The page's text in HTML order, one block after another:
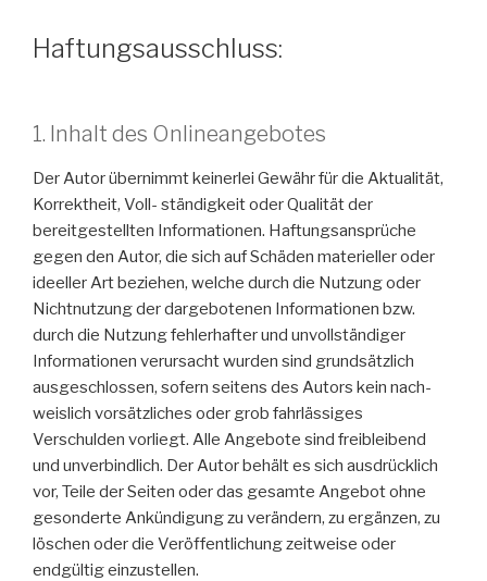
Haftungsausschluss:
1. Inhalt des Onlineangebotes
Der Autor übernimmt keinerlei Gewähr für die Aktualität,
Korrektheit, Voll- ständigkeit oder Qualität der
bereitgestellten Informationen. Haftungsansprüche
gegen den Autor, die sich auf Schäden materieller oder
ideeller Art beziehen, welche durch die Nutzung oder
Nichtnutzung der dargebotenen Informationen bzw.
durch die Nutzung fehlerhafter und unvollständiger
Informationen verursacht wurden sind grundsätzlich
ausgeschlossen, sofern seitens des Autors kein nach-
weislich vorsätzliches oder grob fahrlässiges
Verschulden vorliegt. Alle Angebote sind freibleibend
und unverbindlich. Der Autor behält es sich ausdrücklich
vor, Teile der Seiten oder das gesamte Angebot ohne
gesonderte Ankündigung zu verändern, zu ergänzen, zu
löschen oder die Veröffentlichung zeitweise oder
endgültig einzustellen.